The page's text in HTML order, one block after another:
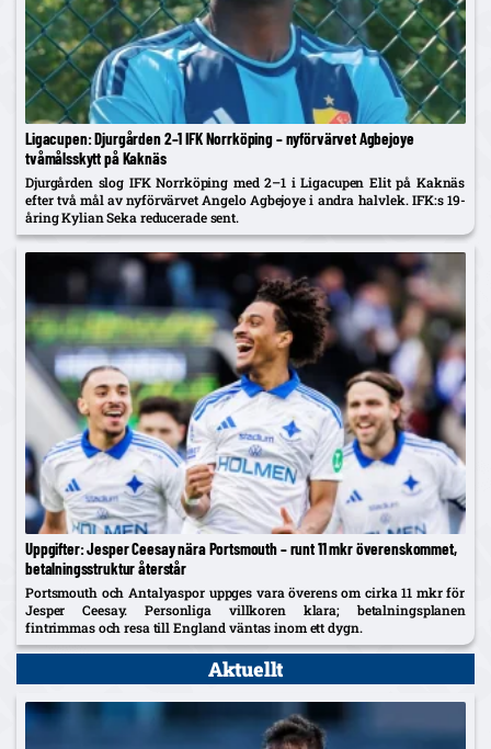
Ligacupen: Djurgården 2–1 IFK Norrköping – nyförvärvet Agbejoye
tvåmålsskytt på Kaknäs
Djurgården slog IFK Norrköping med 2–1 i Ligacupen Elit på Kaknäs
efter två mål av nyförvärvet Angelo Agbejoye i andra halvlek. IFK:s 19-
åring Kylian Seka reducerade sent.
Uppgifter: Jesper Ceesay nära Portsmouth – runt 11 mkr överenskommet,
betalningsstruktur återstår
Portsmouth och Antalyaspor uppges vara överens om cirka 11 mkr för
Jesper Ceesay. Personliga villkoren klara; betalningsplanen
fintrimmas och resa till England väntas inom ett dygn.
Aktuellt